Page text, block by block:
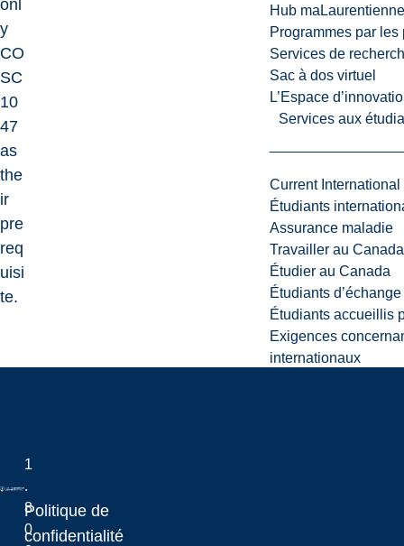
Hub maLaurentienne
Programmes par les
Services de
Sac à dos virtuel
L’Espace
Services aux
Current International
Étudiants
Assurance maladie
Travailler au Canada
Étudier au Canada
Étudiants
Étudiants accueillis
Exigences
internationaux
onl
y
CO
SC
10
47
as
the
ir
pre
req
uisi
te.
Laurentian University
1
.
8
0
Politique de
confidentialité